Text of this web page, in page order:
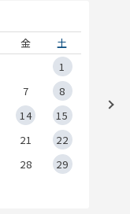
金
土
1
7
8
14
15
21
22
28
29